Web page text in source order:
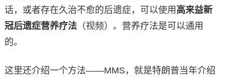
话，或者存在久治不愈的后遗症，可以使用 高来益新
冠后遗症营养疗法（视频）。营养疗法是可以通用
的。
这里还介绍一个方法——MMS，就是特朗普当年介绍